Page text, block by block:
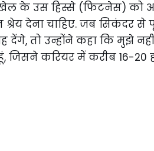
के उस हिस्से (फिटनेस) को
श्रेय देना चाहिए. जब सिकंदर
देंगे, तो उन्होंने कहा कि मुझे
जिसने करियर में करीब 16-